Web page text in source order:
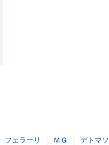
フェラーリ ＭＧ
デトマソ